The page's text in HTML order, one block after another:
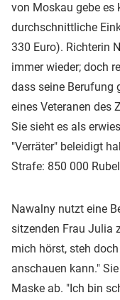
von Moskau gebe es
durchschnittliche
330 Euro). Richterin
immer wieder; doch
dass seine Berufung
eines Veteranen des
Sie sieht es als
"Verräter" beleidigt
Strafe: 850 000
Nawalny nutzt eine
sitzenden Frau Julia
mich hörst, steh
anschauen kann."
Maske ab. "Ich bin